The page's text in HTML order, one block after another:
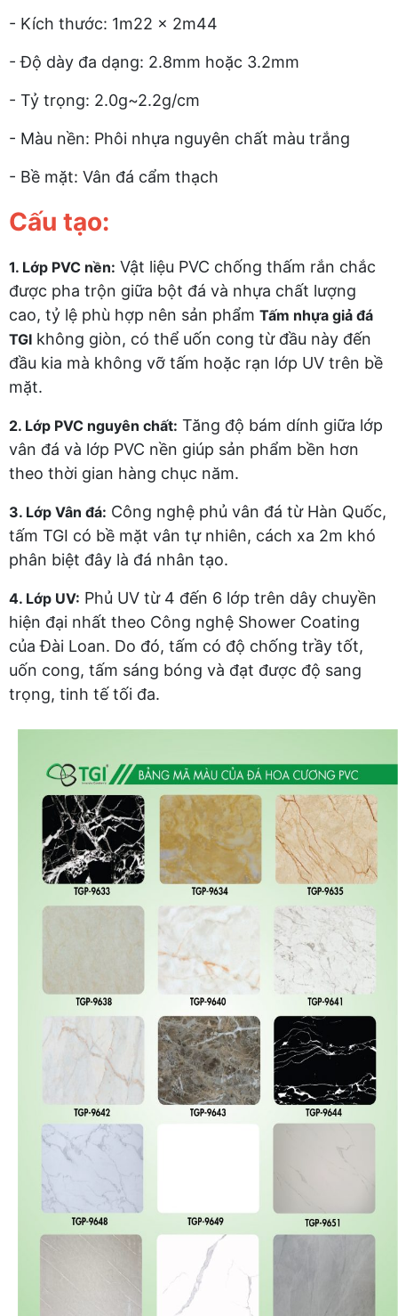
- Kích thước: 1m22 x 2m44
- Độ dày đa dạng: 2.8mm hoặc 3.2mm
- Tỷ trọng: 2.0g~2.2g/cm
- Màu nền: Phôi nhựa nguyên chất màu trắng
- Bề mặt: Vân đá cẩm thạch
Cấu tạo:
1. Lớp PVC nền: Vật liệu PVC chống thấm rắn chắc
được pha trộn giữa bột đá và nhựa chất lượng
cao, tỷ lệ phù hợp nên sản phẩm Tấm nhựa giả đá
TGI không giòn, có thể uốn cong từ đầu này đến
đầu kia mà không vỡ tấm hoặc rạn lớp UV trên bề
mặt.
2. Lớp PVC nguyên chất: Tăng độ bám dính giữa lớp
vân đá và lớp PVC nền giúp sản phẩm bền hơn
theo thời gian hàng chục năm.
3. Lớp Vân đá: Công nghệ phủ vân đá từ Hàn Quốc,
tấm TGI có bề mặt vân tự nhiên, cách xa 2m khó
phân biệt đây là đá nhân tạo.
4. Lớp UV: Phủ UV từ 4 đến 6 lớp trên dây chuyền
hiện đại nhất theo Công nghệ Shower Coating
của Đài Loan. Do đó, tấm có độ chống trầy tốt,
uốn cong, tấm sáng bóng và đạt được độ sang
trọng, tinh tế tối đa.